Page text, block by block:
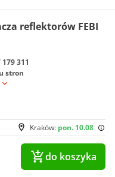
reflektorów FEBI
179 311
stron
Kraków: pon. 10.08
do koszyka